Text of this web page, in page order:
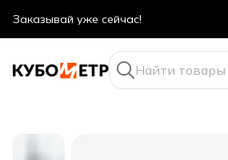
Оптовые цены даже для физ. лиц